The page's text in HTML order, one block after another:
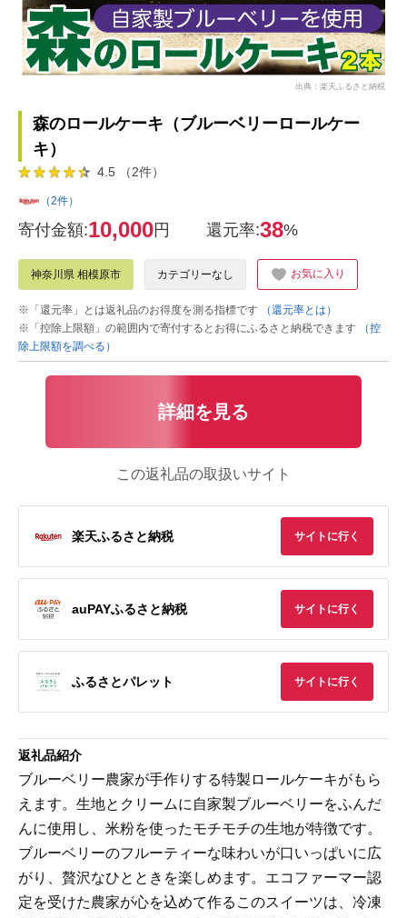
出典：楽天ふるさと納税
森のロールケーキ（ブルーベリーロールケー
キ）
4.5 （2件）
（2件）
寄付金額:10,000円 還元率:38%
神奈川県 相模原市 カテゴリーなし お気に入り
※「還元率」とは返礼品のお得度を測る指標です
（還元率とは）
※「控除上限額」の範囲内で寄付するとお得にふるさと納税できます
（控
除上限額を調べる）
詳細を見る
この返礼品の取扱いサイト
楽天ふるさと納税 サイトに行く
auPAYふるさと納税 サイトに行く
ふるさとパレット サイトに行く
返礼品紹介
ブルーベリー農家が手作りする特製ロールケーキがもら
えます。生地とクリームに自家製ブルーベリーをふんだ
んに使用し、米粉を使ったモチモチの生地が特徴です。
ブルーベリーのフルーティーな味わいが口いっぱいに広
がり、贅沢なひとときを楽しめます。エコファーマー認
定を受けた農家が心を込めて作るこのスイーツは、冷凍